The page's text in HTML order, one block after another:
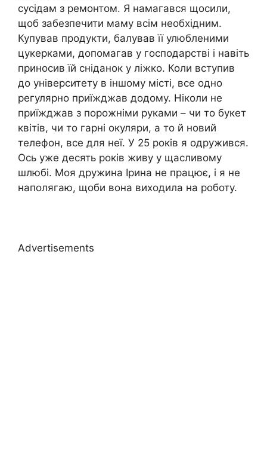
сусідам з ремонтом. Я намагався щосили,
щоб забезпечити маму всім необхідним.
Купував продукти, балував її улюбленими
цукерками, допомагав у господарстві і навіть
приносив їй сніданок у ліжко. Коли вступив
до університету в іншому місті, все одно
регулярно приїжджав додому. Ніколи не
приїжджав з порожніми руками – чи то букет
квітів, чи то гарні окуляри, а то й новий
телефон, все для неї. У 25 років я одружився.
Ось уже десять років живу у щасливому
шлюбі. Моя дружина Ірина не працює, і я не
наполягаю, щоби вона виходила на роботу.
Advertisements